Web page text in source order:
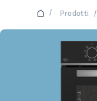
/ Prodotti /